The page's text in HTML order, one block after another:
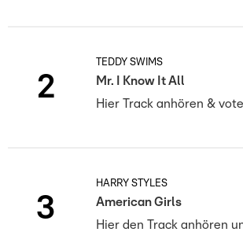
2
TEDDY SWIMS
Mr. I Know It All
Hier Track anhören &
3
HARRY STYLES
American Girls
Hier den Track anhören